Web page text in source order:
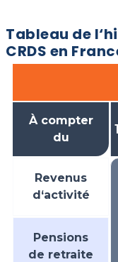
Tableau de
CRDS en
À compter
du
Revenus
d‘activité
Pensions
de retraite